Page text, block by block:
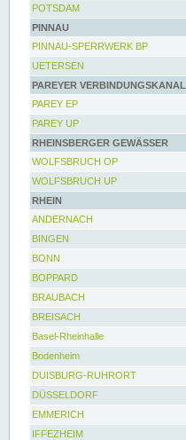
POTSDAM
PINNAU
PINNAU-SPERRWERK BP
UETERSEN
PAREYER VERBINDUNGSKANAL
PAREY EP
PAREY UP
RHEINSBERGER GEWÄSSER
WOLFSBRUCH OP
WOLFSBRUCH UP
RHEIN
ANDERNACH
BINGEN
BONN
BOPPARD
BRAUBACH
BREISACH
Basel-Rheinhalle
Bodenheim
DUISBURG-RUHRORT
DÜSSELDORF
EMMERICH
IFFEZHEIM